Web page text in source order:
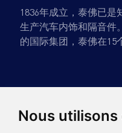
Nous
1836年成立，泰佛已
生产汽车内饰和隔音件
的国际集团，泰佛在15